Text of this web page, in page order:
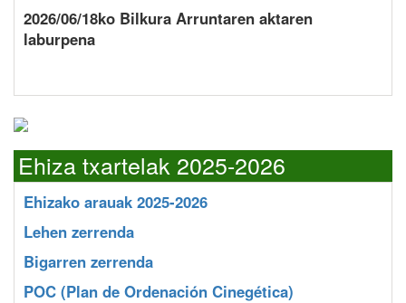
2026/06/18ko Bilkura Arruntaren aktaren
laburpena
Ehiza txartelak 2025-2026
Ehizako arauak 2025-2026
Lehen zerrenda
Bigarren zerrenda
POC (Plan de Ordenación Cinegética)